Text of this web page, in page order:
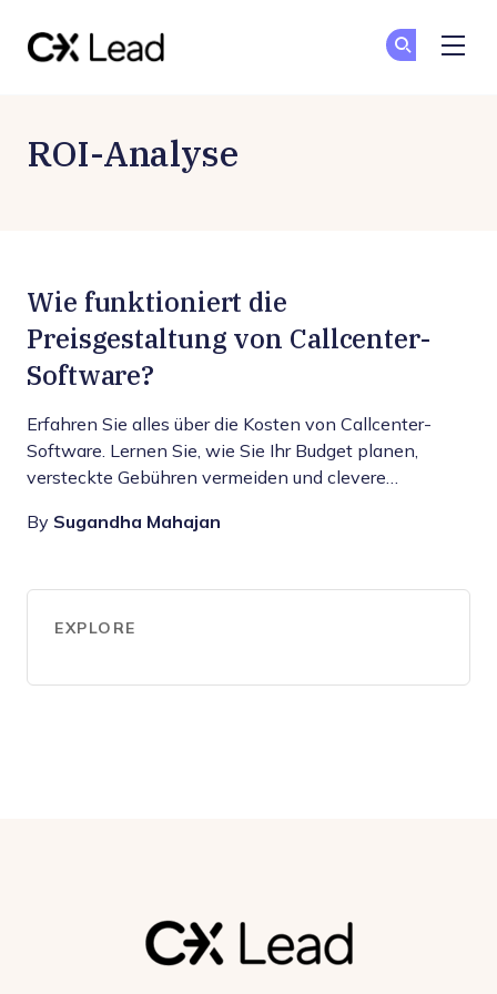
ROI-Analyse
Wie funktioniert die
Preisgestaltung von Callcenter-
Software?
Erfahren Sie alles über die Kosten von Callcenter-
Software. Lernen Sie, wie Sie Ihr Budget planen,
versteckte Gebühren vermeiden und clevere…
By Sugandha Mahajan
EXPLORE